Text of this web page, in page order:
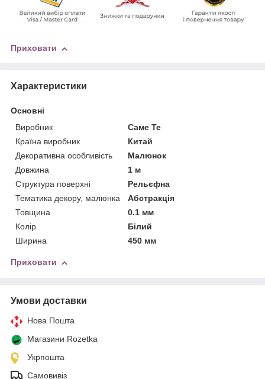
Приховати
Характеристики
Основні
Виробник
Саме Те
Країна виробник
Китай
Декоративна особливість
Малюнок
Довжина
1 м
Структура поверхні
Рельєфна
Тематика декору, малюнка
Абстракція
Товщина
0.1 мм
Колір
Білий
Ширина
450 мм
Приховати
Умови доставки
Нова Пошта
Магазини Rozetka
Укрпошта
Самовивіз